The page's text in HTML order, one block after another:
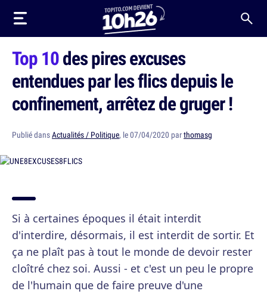
Top 10des pires excuses
entendues par les flics depuis le
confinement, arrêtez de gruger !
Publié dansActualités / Politique, le 07/04/2020 parthomasg
Si à certaines époques il était interdit
d'interdire, désormais, il est interdit de sortir. Et
ça ne plaît pas à tout le monde de devoir rester
cloîtré chez soi. Aussi - et c'est un peu le propre
de l'humain que de faire preuve d'une